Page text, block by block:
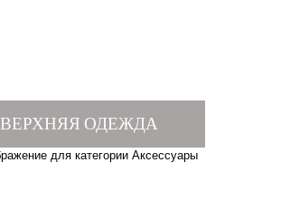
ВЕРХНЯЯ ОДЕЖДА